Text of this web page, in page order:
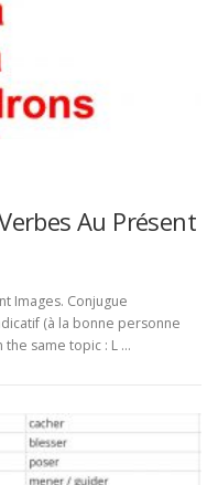
Au Présent
Images. Conjugue
(à la bonne personne
same topic : L …